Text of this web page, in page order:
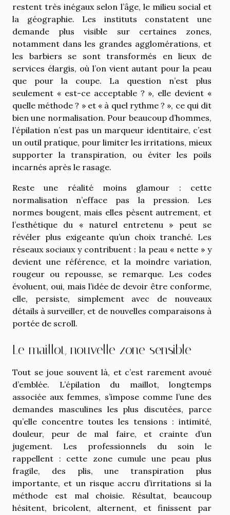
restent très inégaux selon l’âge, le milieu social et
la géographie. Les instituts constatent une
demande plus visible sur certaines zones,
notamment dans les grandes agglomérations, et
les barbiers se sont transformés en lieux de
services élargis, où l’on vient autant pour la peau
que pour la coupe. La question n’est plus
seulement « est-ce acceptable ? », elle devient «
quelle méthode ? » et « à quel rythme ? », ce qui dit
bien une normalisation. Pour beaucoup d’hommes,
l’épilation n’est pas un marqueur identitaire, c’est
un outil pratique, pour limiter les irritations, mieux
supporter la transpiration, ou éviter les poils
incarnés après le rasage.
Reste une réalité moins glamour : cette
normalisation n’efface pas la pression. Les
normes bougent, mais elles pèsent autrement, et
l’esthétique du « naturel entretenu » peut se
révéler plus exigeante qu’un choix tranché. Les
réseaux sociaux y contribuent : la peau « nette » y
devient une référence, et la moindre variation,
rougeur ou repousse, se remarque. Les codes
évoluent, oui, mais l’idée de devoir être conforme,
elle, persiste, simplement avec de nouveaux
détails à surveiller, et de nouvelles comparaisons à
portée de scroll.
Le maillot, nouvelle zone sensible
Tout se joue souvent là, et c’est rarement avoué
d’emblée. L’épilation du maillot, longtemps
associée aux femmes, s’impose comme l’une des
demandes masculines les plus discutées, parce
qu’elle concentre toutes les tensions : intimité,
douleur, peur de mal faire, et crainte d’un
jugement. Les professionnels du soin le
rappellent : cette zone cumule une peau plus
fragile, des plis, une transpiration plus
importante, et un risque accru d’irritations si la
méthode est mal choisie. Résultat, beaucoup
hésitent, bricolent, alternent, et finissent par